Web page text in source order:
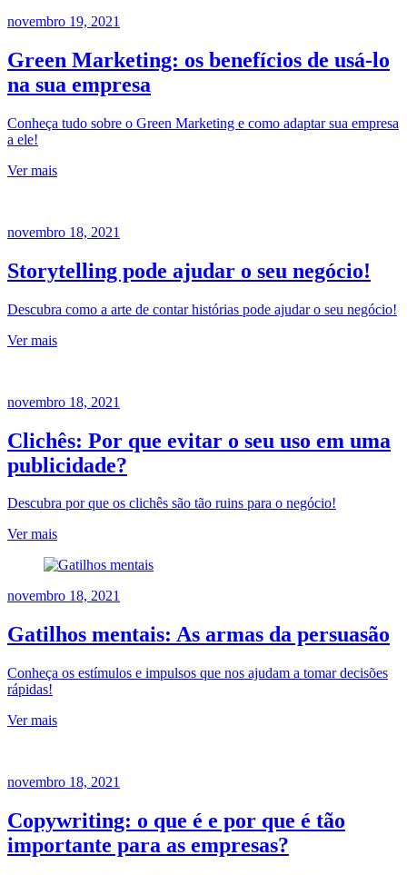
novembro 19, 2021
Green Marketing: os benefícios de usá-lo
na sua empresa
Conheça tudo sobre o Green Marketing e como adaptar sua empresa
a ele!
Ver mais
novembro 18, 2021
Storytelling pode ajudar o seu negócio!
Descubra como a arte de contar histórias pode ajudar o seu negócio!
Ver mais
novembro 18, 2021
Clichês: Por que evitar o seu uso em uma
publicidade?
Descubra por que os clichês são tão ruins para o negócio!
Ver mais
novembro 18, 2021
Gatilhos mentais: As armas da persuasão
Conheça os estímulos e impulsos que nos ajudam a tomar decisões
rápidas!
Ver mais
novembro 18, 2021
Copywriting: o que é e por que é tão
importante para as empresas?